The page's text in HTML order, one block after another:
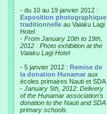
- du 10 au 19 janvier 2012 :
Exposition photographique
traditionnelle au Vaiaku Lagi
Hotel
- From January 10th to 19th,
2012 : Photo exhibition at the
Vaiaku Lagi Hotel
- 5 janvier 2012 : Remise de
la donation Hunamar aux
écoles primaires Nauti et SDA
- January 5th, 2012: Delivery
of the Hunamar association's
donation to the Nauti and SDA
primary schools.